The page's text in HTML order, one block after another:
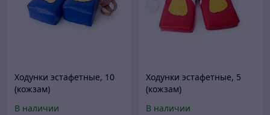
Ходунки эстафетные, 10
(кожзам)
В наличии
Ходунки эстафетные, 5
(кожзам)
В наличии